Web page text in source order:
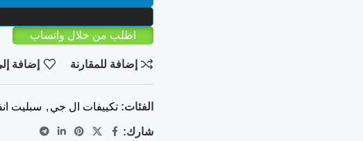
اطلب من خلال واتساب
إضافة للمقارنة إضافة
الفئات: تكييفات ال جي , سبليت
شارك: